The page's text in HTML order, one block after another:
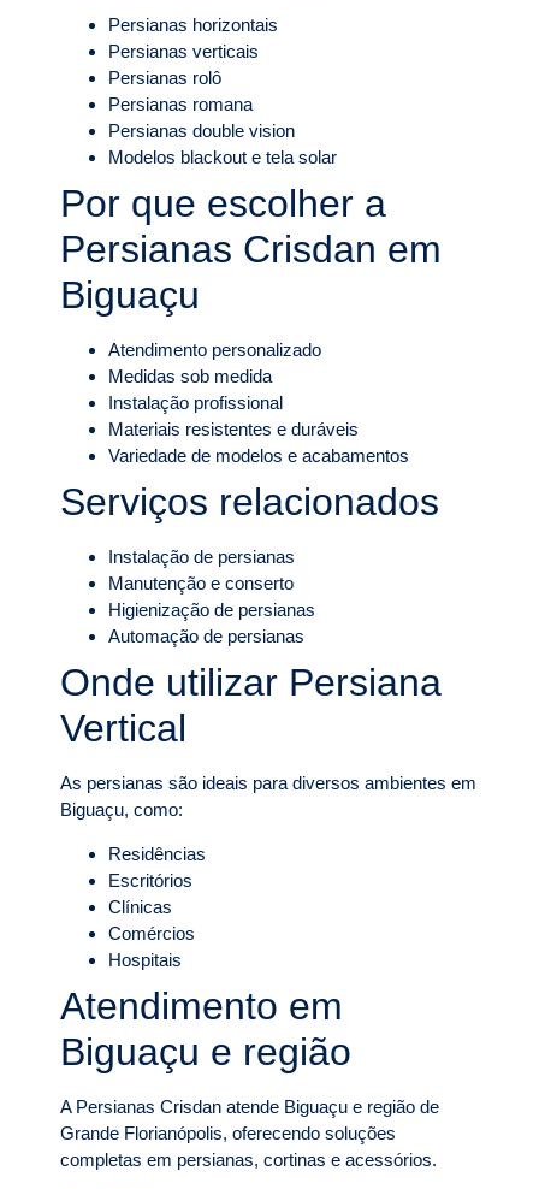
Persianas horizontais
Persianas verticais
Persianas rolô
Persianas romana
Persianas double vision
Modelos blackout e tela solar
Por que escolher a
Persianas Crisdan em
Biguaçu
Atendimento personalizado
Medidas sob medida
Instalação profissional
Materiais resistentes e duráveis
Variedade de modelos e acabamentos
Serviços relacionados
Instalação de persianas
Manutenção e conserto
Higienização de persianas
Automação de persianas
Onde utilizar Persiana
Vertical
As persianas são ideais para diversos ambientes em
Biguaçu, como:
Residências
Escritórios
Clínicas
Comércios
Hospitais
Atendimento em
Biguaçu e região
A Persianas Crisdan atende Biguaçu e região de
Grande Florianópolis, oferecendo soluções
completas em persianas, cortinas e acessórios.